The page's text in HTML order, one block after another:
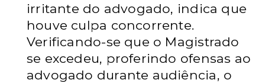
irritante do advogado, indica que
houve culpa concorrente.
Verificando-se que o Magistrado
se excedeu, proferindo ofensas ao
advogado durante audiência, o